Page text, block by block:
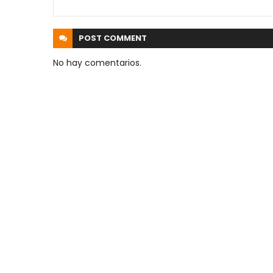
POST COMMENT
No hay comentarios.